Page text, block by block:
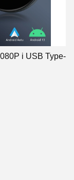
i USB Type-